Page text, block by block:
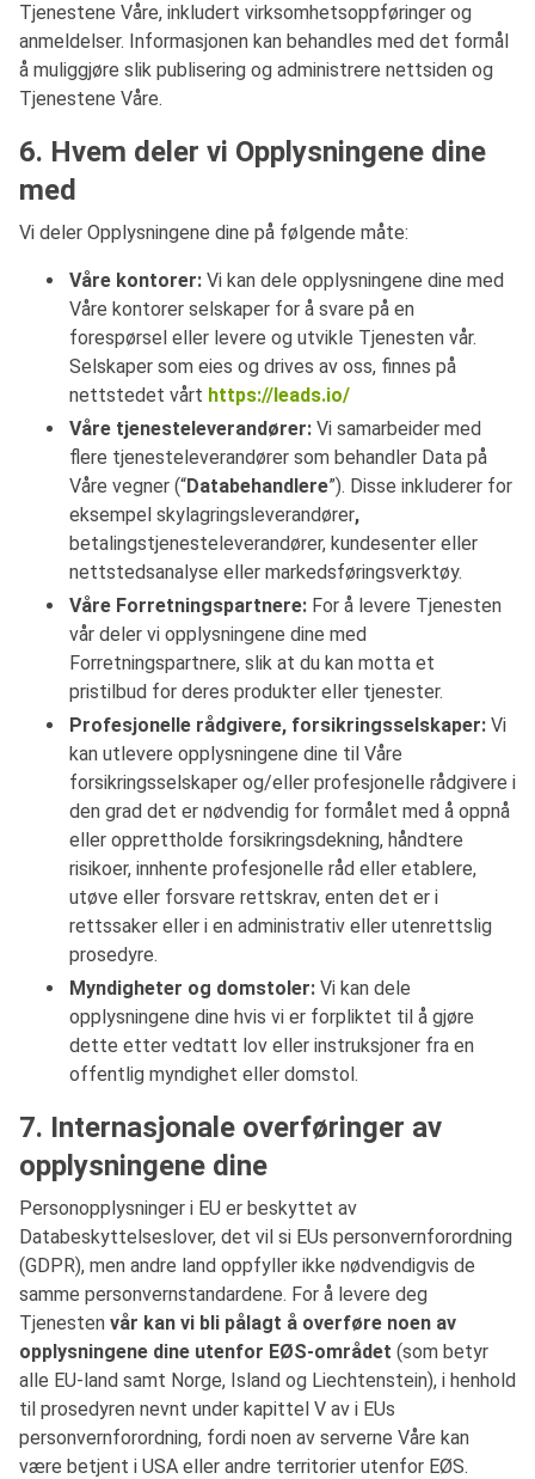
Tjenestene Våre, inkludert virksomhetsoppføringer og
anmeldelser. Informasjonen kan behandles med det formål
å muliggjøre slik publisering og administrere nettsiden og
Tjenestene Våre.
6. Hvem deler vi Opplysningene dine
med
Vi deler Opplysningene dine på følgende måte:
Våre kontorer: Vi kan dele opplysningene dine med
Våre kontorer selskaper for å svare på en
forespørsel eller levere og utvikle Tjenesten vår.
Selskaper som eies og drives av oss, finnes på
nettstedet vårt https://leads.io/
Våre tjenesteleverandører: Vi samarbeider med
flere tjenesteleverandører som behandler Data på
Våre vegner (“Databehandlere”). Disse inkluderer for
eksempel skylagringsleverandører,
betalingstjenesteleverandører, kundesenter eller
nettstedsanalyse eller markedsføringsverktøy.
Våre Forretningspartnere: For å levere Tjenesten
vår deler vi opplysningene dine med
Forretningspartnere, slik at du kan motta et
pristilbud for deres produkter eller tjenester.
Profesjonelle rådgivere, forsikringsselskaper: Vi
kan utlevere opplysningene dine til Våre
forsikringsselskaper og/eller profesjonelle rådgivere i
den grad det er nødvendig for formålet med å oppnå
eller opprettholde forsikringsdekning, håndtere
risikoer, innhente profesjonelle råd eller etablere,
utøve eller forsvare rettskrav, enten det er i
rettssaker eller i en administrativ eller utenrettslig
prosedyre.
Myndigheter og domstoler: Vi kan dele
opplysningene dine hvis vi er forpliktet til å gjøre
dette etter vedtatt lov eller instruksjoner fra en
offentlig myndighet eller domstol.
7. Internasjonale overføringer av
opplysningene dine
Personopplysninger i EU er beskyttet av
Databeskyttelseslover, det vil si EUs personvernforordning
(GDPR), men andre land oppfyller ikke nødvendigvis de
samme personvernstandardene. For å levere deg
Tjenesten vår kan vi bli pålagt å overføre noen av
opplysningene dine utenfor EØS-området (som betyr
alle EU-land samt Norge, Island og Liechtenstein), i henhold
til prosedyren nevnt under kapittel V av i EUs
personvernforordning, fordi noen av serverne Våre kan
være betjent i USA eller andre territorier utenfor EØS.